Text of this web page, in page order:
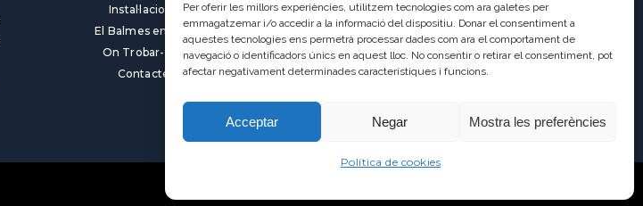
Per oferir les millors experiències, utilitzem tecnologies com ara galetes per
emmagatzemar i/o accedir a la informació del dispositiu. Donar el consentiment a
aquestes tecnologies ens permetrà processar dades com ara el comportament de
navegació o identificadors únics en aquest lloc. No consentir o retirar el consentiment, pot
afectar negativament determinades característiques i funcions.
Acceptar Negar Mostra les preferències
Política de cookies
Instal·lacions
El Balmes en línia
On Trobar-nos
Contacte
Ràdio Balmes
Balmes TV2
Balmes TV (antic)
Antic Lloc Web
08009 Barcelona
a8013111@xtec.cat